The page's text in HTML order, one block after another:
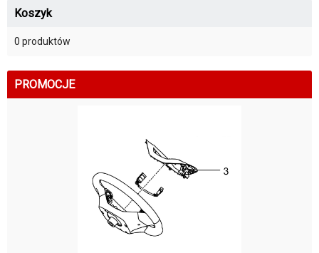
Koszyk
0 produktów
PROMOCJE